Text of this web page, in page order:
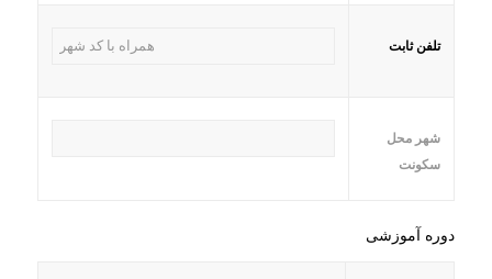
تلفن ثابت
شهر محل
سکونت
دوره آموزشی